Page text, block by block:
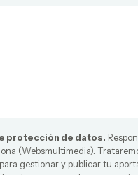
protección de datos.
(Websmultimedia).
gestionar y publicar tu